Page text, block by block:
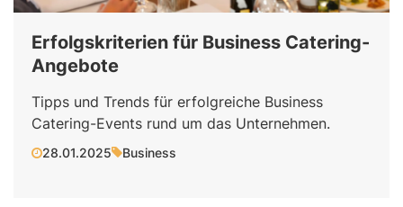
Erfolgskriterien für Business Catering-
Angebote
Tipps und Trends für erfolgreiche Business
Catering-Events rund um das Unternehmen.
28.01.2025 Business